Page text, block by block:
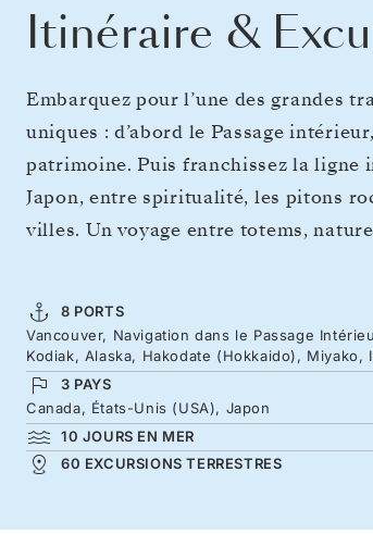
Itinéraire &
Embarquez pour l’une des grandes
uniques : d’abord le Passage
patrimoine. Puis franchissez la ligne
Japon, entre spiritualité, les pitons
villes. Un voyage entre totems,
8 PORTS
Vancouver, Navigation dans le Passage
Kodiak, Alaska, Hakodate (Hokkaido), Miyako,
3 PAYS
Canada, États-Unis (USA), Japon
10 JOURS EN MER
60 EXCURSIONS TERRESTRES